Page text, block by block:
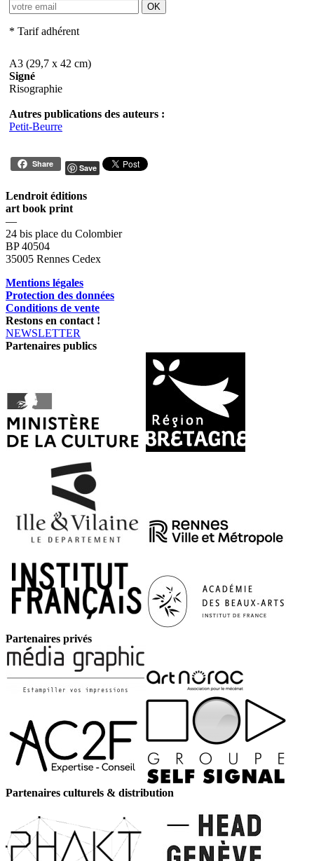
OK
* Tarif adhérent
A3 (29,7 x 42 cm)
Signé
Risographie
Autres publications des auteurs :
Petit-Beurre
Share Save
Lendroit éditions
art book print
—
24 bis place du Colombier
BP 40504
35005 Rennes Cedex
Mentions légales
Protection des données
Conditions de vente
Restons en contact !
NEWSLETTER
Partenaires publics
Partenaires privés
Partenaires culturels & distribution